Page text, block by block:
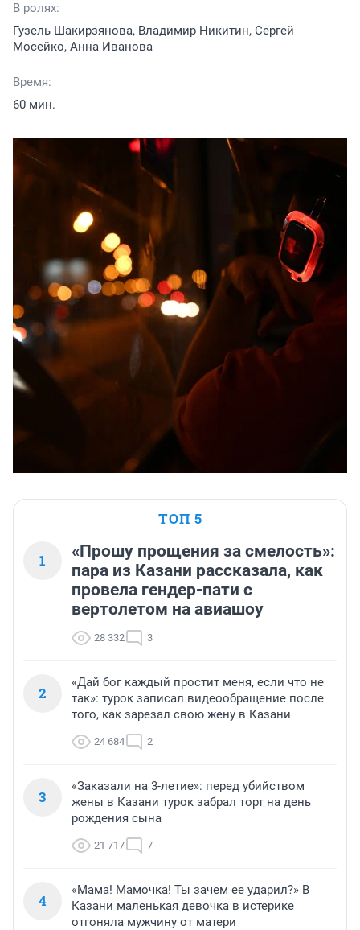
В ролях:
Гузель Шакирзянова, Владимир Никитин, Сергей
Мосейко, Анна Иванова
Время:
60 мин.
ТОП 5
1
«Прошу прощения за смелость»:
пара из Казани рассказала, как
провела гендер-пати с
вертолетом на авиашоу
28 332 3
2
«Дай бог каждый простит меня, если что не
так»: турок записал видеообращение после
того, как зарезал свою жену в Казани
24 684 2
3
«Заказали на 3-летие»: перед убийством
жены в Казани турок забрал торт на день
рождения сына
21 717 7
4
«Мама! Мамочка! Ты зачем ее ударил?» В
Казани маленькая девочка в истерике
отгоняла мужчину от матери